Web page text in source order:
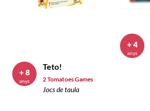
Teto!
2 Tomatoes Games
Jocs de taula
+ 8
anys
+ 4
anys